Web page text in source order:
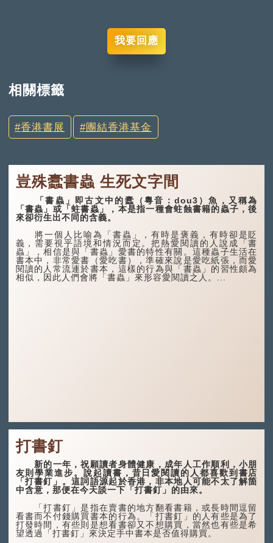
我要回應
相關標籤
香港書展 團結香港基金
豈殊蠹書蟲 生死文字間
「書蟲」即古文中的蠹（粵音：dou3）魚，又稱為
「書蟲」或「蛀書蟲」，本是指一種會蛀蝕書籍的蟲子，後
來卻衍生出不同的含義。
將一個人比喻為「書蟲」，有時是褒義，有時卻是貶
義，需要視乎語境和情況而定。把熱愛閱讀的人說成「書
蟲」，相信是與「書蟲」愛書的特性有關。這種蟲子生活在
書本中，非常愛書（愛吃書），準確來說是愛吃紙張，而愛
閱讀的人常流連於書本，這樣的行為與「書蟲」的習性頗為
相似，因此人們會將「書蟲」來形容愛閱讀之人。...
打書釘
新的一年，祝願讀者身體健康，成年人工作順利，小朋
友則學業進步。說起讀書，昔日愛閱讀的人都喜歡到書店
「打書釘」。這詞語源起於香港，非本地人可能不太了解箇
中含意，那便在今天談一下「打書釘」的由來。
「打書釘」是指在賣書的地方翻看書籍，或長時間逗留
看書而不付錢購買書本的行為。「打書釘」的人有些是為了
打發時間，有些則是想看書卻又不想購買，當然也有些是希
望透過「打書釘」來決定手中書本是否值得購買。